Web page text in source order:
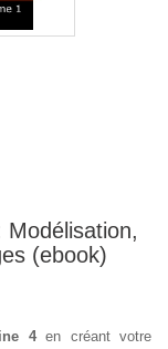
Modélisation,
(ebook)
4en créant votre